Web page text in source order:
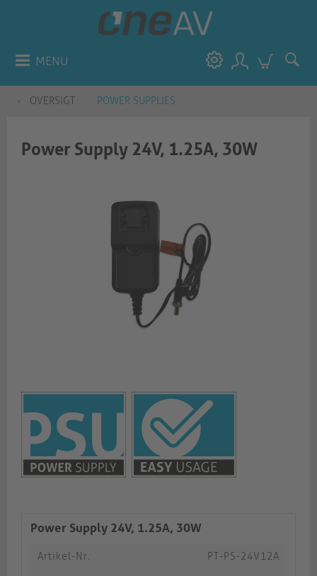
MENU
OVERSIGT POWER SUPPLIES
Power Supply 24V, 1.25A, 30W
Power Supply 24V, 1.25A, 30W
Artikel-Nr. PT-PS-24V12A